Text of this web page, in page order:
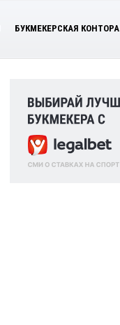
БУКМЕКЕРСКАЯ КОНТОРА